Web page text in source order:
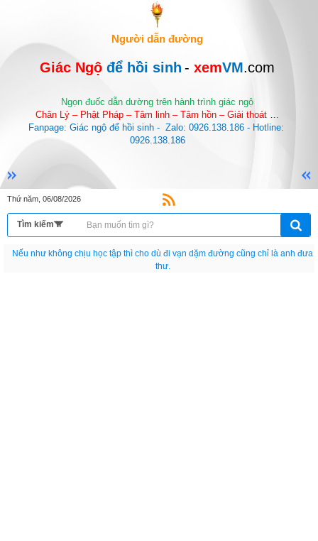
Người dẫn đường
Giác Ngộ để hồi sinh - xemVM.com
Ngọn đuốc dẫn dường trên hành trình giác ngộ
Chân Lý – Phật Pháp – Tâm linh – Tâm hồn – Giải thoát …
Fanpage: Giác ngộ để hồi sinh -  Zalo: 0926.138.186 - Hotline:
0926.138.186
Thứ năm, 06/08/2026
Nếu như không chịu học tập thì cho dù đi vạn dặm đường cũng chỉ là anh đưa
thư.